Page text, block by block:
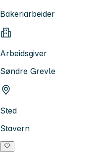
Bakeriarbeider
Arbeidsgiver
Søndre Grevle
Sted
Stavern